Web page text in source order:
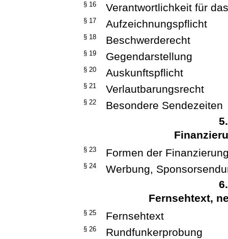
§ 16 Verantwortlichkeit für
§ 17 Aufzeichnungspflicht
§ 18 Beschwerderecht
§ 19 Gegendarstellung
§ 20 Auskunftspflicht
§ 21 Verlautbarungsrecht
§ 22
Besondere Sendezeiten
§ 23 Formen der
§ 24
Werbung,
Fernsehtext,
§ 25 Fernsehtext
§ 26
Rundfunkerprobung